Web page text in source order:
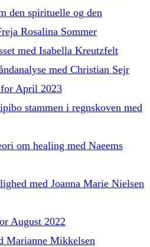
den spirituelle og den
Rosalina Sommer
med Isabella Kreutzfelt
med Christian Sejr
April 2023
stammen i regnskoven med
om healing med Naeems
med Joanna Marie Nielsen
August 2022
Marianne Mikkelsen